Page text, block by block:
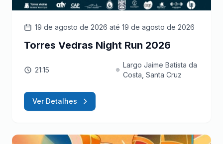
19 de agosto de 2026 até 19 de agosto de 2026
Torres Vedras Night Run 2026
21:15
Largo Jaime Batista da
Costa, Santa Cruz
Ver Detalhes